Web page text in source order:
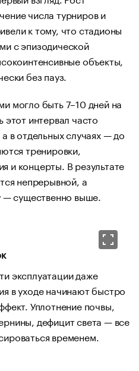
числа турниров и
к тому, что стадионы
с эпизодической
объекты,
без пауз.
могло быть 7–10 дней на
этот интервал часто
в отдельных случаях — до
тренировки,
и концерты. В результате
непрерывной, а
— существенно выше.
эксплуатации даже
в уходе начинают быстро
Уплотнение почвы,
дефицит света — все
временем.